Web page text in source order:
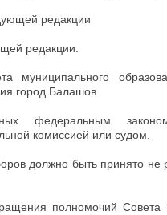
редакции
редакции:
муниципального
город Балашов.
федеральным
комиссией или судом.
должно быть принято
полномочий